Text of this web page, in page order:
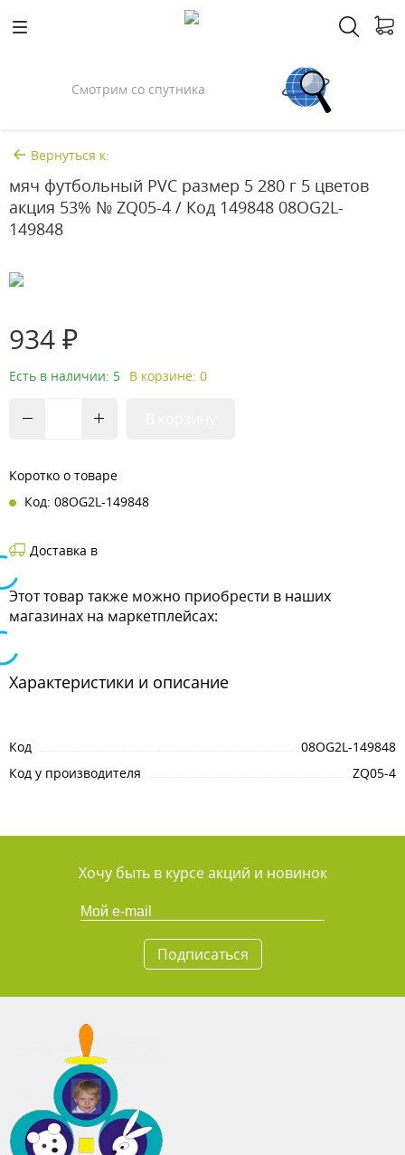
Смотрим со спутника
Вернуться к:
мяч футбольный PVC размер 5 280 г 5 цветов
акция 53% № ZQ05-4 / Код 149848 08OG2L-
149848
934 ₽
Есть в наличии: 5 В корзине: 0
Коротко о товаре
Код: 08OG2L-149848
Доставка в
Этот товар также можно приобрести в наших
магазинах на маркетплейсах:
Характеристики и описание
Код
08OG2L-149848
Код у производителя
ZQ05-4
Хочу быть в курсе акций и новинок
Подписаться